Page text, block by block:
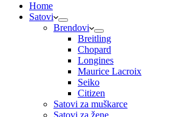
Home
Satovi
Brendovi
Breitling
Chopard
Longines
Maurice Lacroix
Seiko
Citizen
Satovi za muškarce
Satovi za žene